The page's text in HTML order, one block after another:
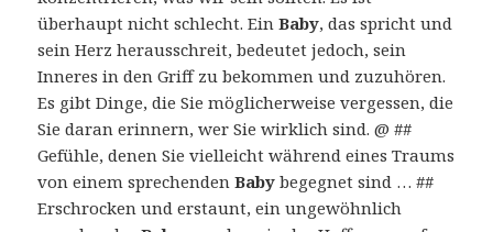
überhaupt nicht schlecht. EinBaby, das spricht und
sein Herz herausschreit, bedeutet jedoch, sein
Inneres in den Griff zu bekommen und zuzuhören.
Es gibt Dinge, die Sie möglicherweise vergessen, die
Sie daran erinnern, wer Sie wirklich sind. @ ##
Gefühle, denen Sie vielleicht während eines Traums
von einem sprechendenBaby begegnet sind … ##
Erschrocken und erstaunt, ein ungewöhnlich